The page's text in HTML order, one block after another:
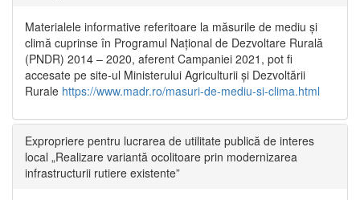
Materialele informative referitoare la măsurile de mediu și
climă cuprinse în Programul Național de Dezvoltare Rurală
(PNDR) 2014 – 2020, aferent Campaniei 2021, pot fi
accesate pe site-ul Ministerului Agriculturii și Dezvoltării
Rurale https://www.madr.ro/masuri-de-mediu-si-clima.html
Expropriere pentru lucrarea de utilitate publică de interes
local „Realizare variantă ocolitoare prin modernizarea
infrastructurii rutiere existente”